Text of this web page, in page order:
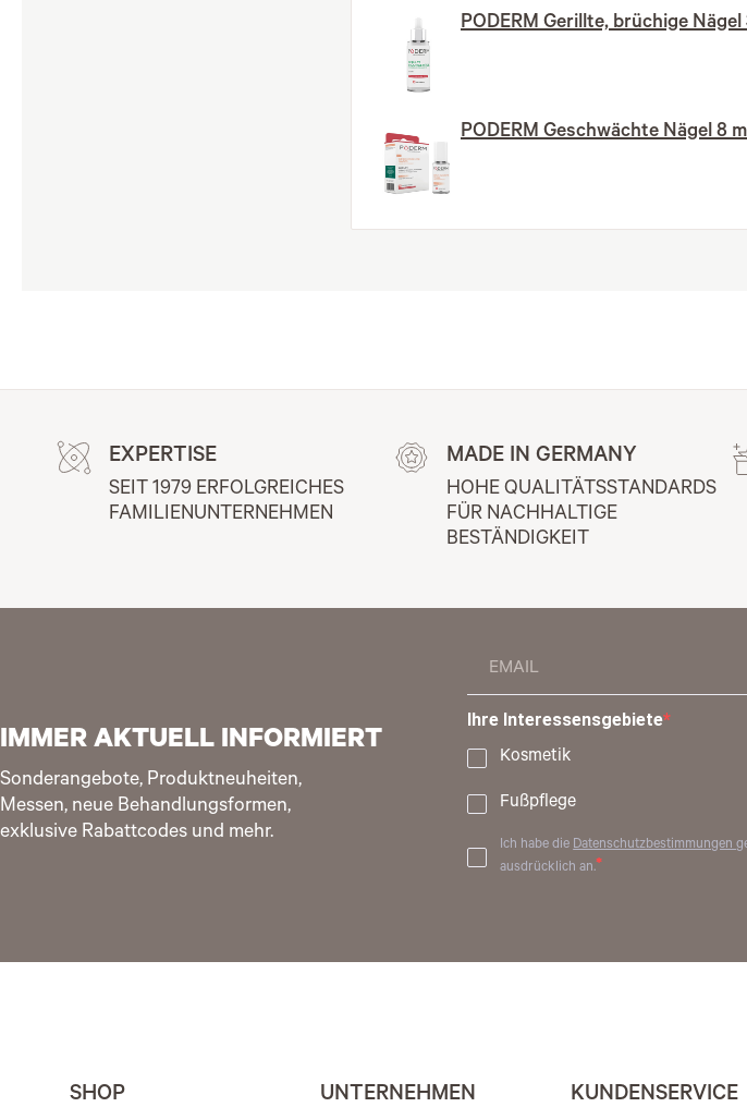
PODERM Gerillte, brüchige Nägel
PODERM Geschwächte Nägel 8
EXPERTISE
SEIT 1979 ERFOLGREICHES
FAMILIENUNTERNEHMEN
MADE IN GERMANY
HOHE QUALITÄTSSTANDARDS
FÜR NACHHALTIGE
BESTÄNDIGKEIT
IMMER AKTUELL INFORMIERT
Sonderangebote, Produktneuheiten,
Messen, neue Behandlungsformen,
exklusive Rabattcodes und mehr.
Ihre Interessensgebiete
Kosmetik
Fußpflege
Ich habe dieDatenschutzbestimmungen
ausdrücklich an.
SHOP UNTERNEHMEN KUNDENSERVICE